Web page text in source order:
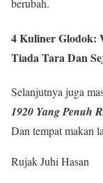
berubah.
4 Kuliner Glodok:
Tiada Tara Dan
Selanjutnya juga
1920 Yang Penuh
Dan tempat makan
Rujak Juhi Hasan